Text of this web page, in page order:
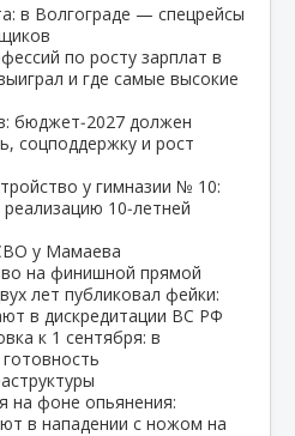
в Волгограде — спецрейсы
по росту зарплат в
и где самые высокие
бюджет‑2027 должен
соцподдержку и рост
у гимназии № 10:
10‑летней
у Мамаева
на финишной прямой
лет публиковал фейки:
в дискредитации ВС РФ
к 1 сентября: в
на фоне опьянения:
в нападении с ножом на